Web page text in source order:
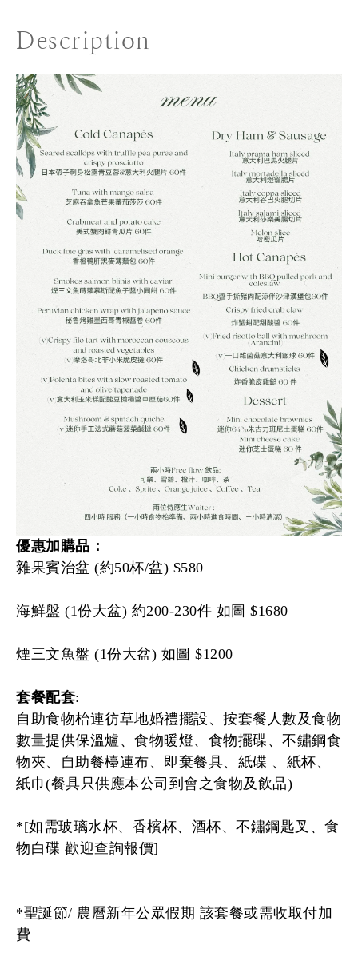
Description
優惠加購品：
雜果賓治盆 (約50杯/盆) $580
海鮮盤 (1份大盆) 約200-230件 如圖 $1680
煙三文魚盤 (1份大盆) 如圖 $1200
套餐配套:
自助食物枱連彷草地婚禮擺設、按套餐人數及食物
數量提供保溫爐、食物暖燈、食物擺碟、不鏽鋼食
物夾、自助餐檯連布、即棄餐具、紙碟 、紙杯、
紙巾(餐具只供應本公司到會之食物及飲品)
*[如需玻璃水杯、香檳杯、酒杯、不鏽鋼匙叉、食
物白碟 歡迎查詢報價]
*聖誕節/ 農曆新年公眾假期 該套餐或需收取付加
費